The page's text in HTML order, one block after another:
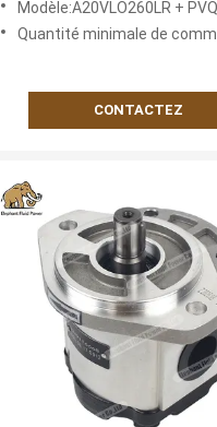
hydraulique de haute
Modèle:A20VLO260LR +
Quantité minimale de
CONTACTEZ